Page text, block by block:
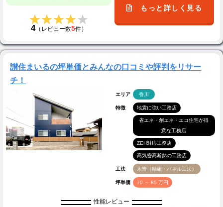
★★★★★
★★★★★
4（レビュー数5件）
もっと詳しく見る
讃住まいるの坪単価とみんなの口コミや評判をリサー
チ！
エリア 香川
特徴 地震に強い工務店
省エネ・創エネ・エコ住宅が得
意な工務店
ZEH対応工務店
高気密高断熱の工務店
工法 木造（軸組・パネル工法）
坪単価 70 ～ 85 万円
性能レビュー